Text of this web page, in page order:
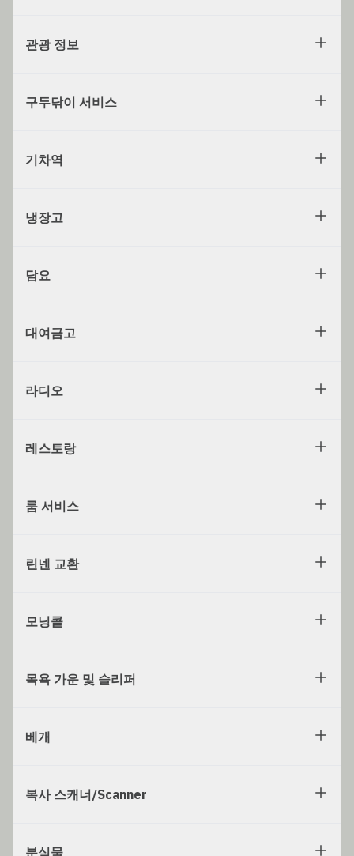
관광 정보
구두닦이 서비스
기차역
냉장고
담요
대여금고
라디오
레스토랑
룸 서비스
린넨 교환
모닝콜
목욕 가운 및 슬리퍼
베개
복사 스캐너/Scanner
분실물